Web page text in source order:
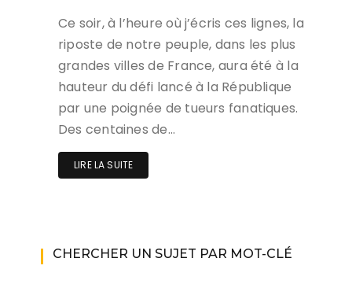
Ce soir, à l’heure où j’écris ces lignes, la
riposte de notre peuple, dans les plus
grandes villes de France, aura été à la
hauteur du défi lancé à la République
par une poignée de tueurs fanatiques.
Des centaines de…
LIRE LA SUITE
CHERCHER UN SUJET PAR MOT-CLÉ